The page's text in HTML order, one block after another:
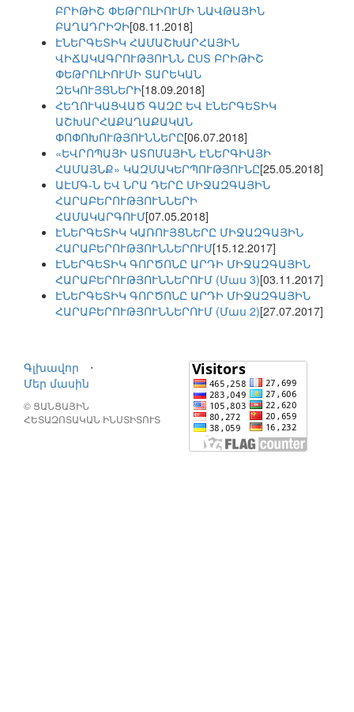
ԲՐԻԹԻՇ ՓԵԹՐՈԼԻՈՒՄԻ ՆԱՎԹԱՅԻՆ
ԲԱՂԱԴՐԻՉԻ[08.11.2018]
ԷՆԵՐԳԵՏԻԿ ՀԱՄԱՇԽԱՐՀԱՅԻՆ
ՎԻՃԱԿԱԳՐՈՒԹՅՈՒՆՆ ԸՍՏ ԲՐԻԹԻՇ
ՓԵԹՐՈԼԻՈՒՄԻ ՏԱՐԵԿԱՆ
ԶԵԿՈՒՅՑՆԵՐԻ[18.09.2018]
ՀԵՂՈՒԿԱՑՎԱԾ ԳԱԶԸ ԵՎ ԷՆԵՐԳԵՏԻԿ
ԱՇԽԱՐՀԱՔԱՂԱՔԱԿԱՆ
ՓՈՓՈԽՈՒԹՅՈՒՆՆԵՐԸ[06.07.2018]
«ԵՎՐՈՊԱՅԻ ԱՏՈՄԱՅԻՆ ԷՆԵՐԳԻԱՅԻ
ՀԱՄԱՅՆՔ» ԿԱԶՄԱԿԵՐՊՈՒԹՅՈՒՆԸ[25.05.2018]
ԱԷՄԳ-Ն ԵՎ ՆՐԱ ԴԵՐԸ ՄԻՋԱԶԳԱՅԻՆ
ՀԱՐԱԲԵՐՈՒԹՅՈՒՆՆԵՐԻ
ՀԱՄԱԿԱՐԳՈՒՄ[07.05.2018]
ԷՆԵՐԳԵՏԻԿ ԿԱՌՈՒՅՑՆԵՐԸ ՄԻՋԱԶԳԱՅԻՆ
ՀԱՐԱԲԵՐՈՒԹՅՈՒՆՆԵՐՈՒՄ[15.12.2017]
ԷՆԵՐԳԵՏԻԿ ԳՈՐԾՈՆԸ ԱՐԴԻ ՄԻՋԱԶԳԱՅԻՆ
ՀԱՐԱԲԵՐՈՒԹՅՈՒՆՆԵՐՈՒՄ (Մաս 3)[03.11.2017]
ԷՆԵՐԳԵՏԻԿ ԳՈՐԾՈՆԸ ԱՐԴԻ ՄԻՋԱԶԳԱՅԻՆ
ՀԱՐԱԲԵՐՈՒԹՅՈՒՆՆԵՐՈՒՄ (Մաս 2)[27.07.2017]
Գլխավոր
⋅
Մեր մասին
© ՑԱՆՑԱՅԻՆ
ՀԵՏԱԶՈՏԱԿԱՆ ԻՆՍՏԻՏՈՒՏ